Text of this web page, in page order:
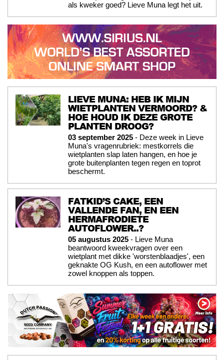
als kweker goed? Lieve Muna legt het uit.
LIEVE MUNA: HEB IK MIJN
WIETPLANTEN VERMOORD? &
HOE HOUD IK DEZE GROTE
PLANTEN DROOG?
03 september 2025 - Deze week in Lieve
Muna's vragenrubriek: mestkorrels die
wietplanten slap laten hangen, en hoe je
grote buitenplanten tegen regen en toprot
beschermt.
FATKID’S CAKE, EEN
VALLENDE FAN, EN EEN
HERMAFRODIETE
AUTOFLOWER..?
05 augustus 2025 - Lieve Muna
beantwoord kweekvragen over een
wietplant met dikke 'worstenblaadjes', een
geknakte OG Kush, en een autoflower met
zowel knoppen als toppen.